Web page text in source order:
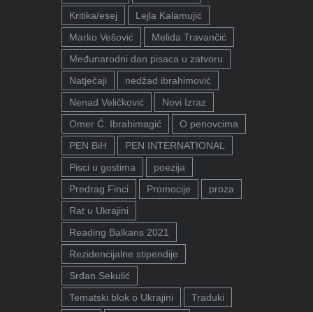
Kritika/esej
Lejla Kalamujić
Marko Vešović
Melida Travančić
Međunarodni dan pisaca u zatvoru
Natječaji
nedžad ibrahimović
Nenad Veličković
Novi Izraz
Omer Ć. Ibrahimagić
O penovcima
PEN BiH
PEN INTERNATIONAL
Pisci u gostima
poezija
Predrag Finci
Promocije
proza
Rat u Ukrajini
Reading Balkans 2021
Rezidencijalne stipendije
Srđan Sekulić
Tematski blok o Ukrajini
Traduki